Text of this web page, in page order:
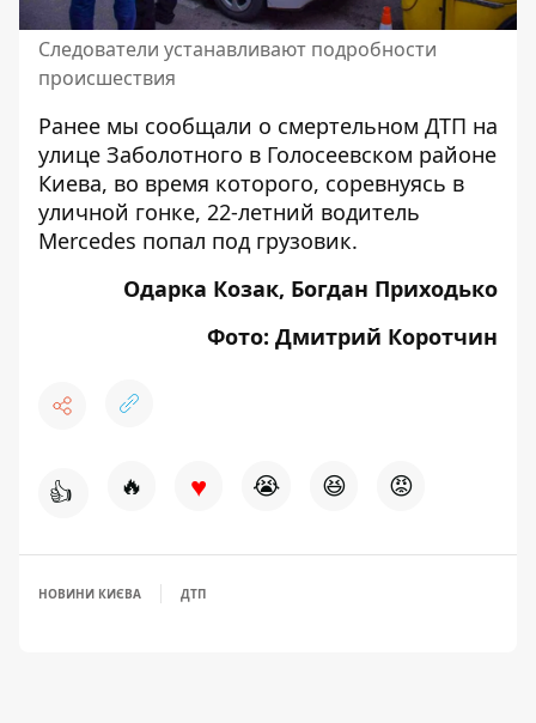
Следователи устанавливают подробности
происшествия
Ранее мы сообщали о смертельном ДТП на
улице Заболотного в Голосеевском районе
Киева, во время которого, соревнуясь в
уличной гонке, 22-летний водитель
Mercedes попал под грузовик.
Одарка Козак, Богдан Приходько
Фото: Дмитрий Коротчин
👍 🔥 ♥ 😭 😆 😡
НОВИНИ КИЄВА ДТП